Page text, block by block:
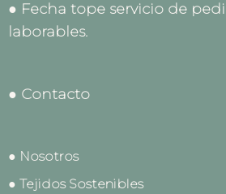
● Fecha tope servicio de
laborables.
● Contacto
● Nosotros
● Tejidos Sostenibles